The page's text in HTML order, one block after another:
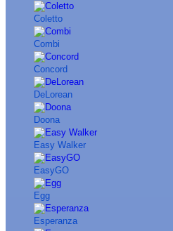
Coletto
Combi
Concord
DeLorean
Doona
Easy Walker
EasyGO
Egg
Esperanza